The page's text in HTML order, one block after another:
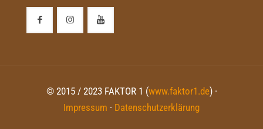
© 2015 / 2023 FAKTOR 1 (www.faktor1.de) ·
Impressum · Datenschutzerklärung